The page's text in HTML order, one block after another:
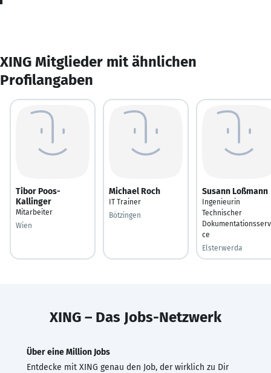
XING Mitglieder mit ähnlichen
Profilangaben
Tibor Poos-
Kallinger
Mitarbeiter
Wien
Michael Roch
IT Trainer
Bötzingen
Susann Loßmann
Ingenieurin
Technischer
ce
Elsterwerda
XING – Das Jobs-Netzwerk
Über eine Million Jobs
Entdecke mit XING genau den Job, der wirklich zu Dir